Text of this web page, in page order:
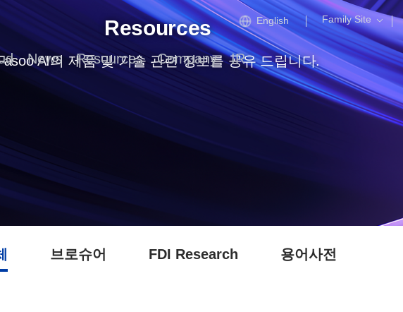
English Family Site
News Resources Company IR
Resources
AI의 제품 및 기술 관련 정보를 공유 드립니다.
브로슈어 FDI Research 용어사전